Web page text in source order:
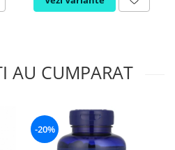
AU CUMPARAT
-20%